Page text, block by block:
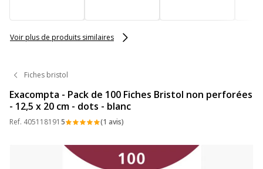
perforées -
Voir plus de produits similaires
Fiches bristol
Exacompta - Pack de 100 Fiches Bristol non perforées
- 12,5 x 20 cm - dots - blanc
Ref. 405118191 5 (1 avis)